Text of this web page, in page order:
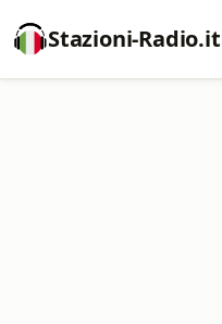
Stazioni-Radio.it